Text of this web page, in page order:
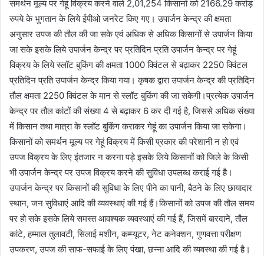
समर्थन मूल्य पर गेहूं विक्रय करने वाले 2,01,254 किसानों को 2166.29 करोड़
रुपये के भुगतान के लिये ईपीओ जनरेट किए गए। उपार्जन केन्द्र की क्षमता
अनुसार उपज की तौल की जा सके एवं अधिक से अधिक किसानों से उपार्जन किया
जा सके इसके लिये उपार्जन केन्द्र पर प्रतिदिन प्रति उपार्जन केन्द्र पर गेहूं
विक्रय के लिये स्लॉट बुकिंग की क्षमता 1000 क्विंटल से बढ़ाकर 2250 क्विंटल
प्रतिदिन प्रति उपार्जन केन्द्र किया गया। कृषक द्वारा उपार्जन केन्द्र की प्रतिदिन
तौल क्षमता 2250 क्विंटल के मान से स्लॉट बुकिंग की जा सकेगी।प्रत्येक उपार्जन
केन्द्र पर तौल कांटों की संख्या 4 से बढ़ाकर 6 कर दी गई है, जिससे अधिक संख्या
में किसान तथा मात्रा के स्लॉट बुकिंग कराकर गेहूं का उपार्जन किया जा सकेगा।
किसानों को समर्थन मूल्य पर गेहूं विक्रय में किसी प्रकार की परेशानी न हो एवं
उपज विक्रय के लिए इंतजार न करना पड़े इसके लिये किसानों को जिले के किसी
भी उपार्जन केन्द्र पर उपज विक्रय करने की सुविधा उपलब्ध कराई गई है।
उपार्जन केन्द्र पर किसानों की सुविधा के लिए पीने का पानी, बैठने के लिए छायादार
स्थान, जन सुविधाएं आदि की व्यवस्थाएं की गई हैं।किसानों को उपज की तौल समय
पर हो सके इसके लिये समस्त आवश्यक व्यवस्थाएं की गई हैं, जिसमें बारदाने, तौल
कांटे, हम्माल तुलावटी, सिलाई मशीन, कम्प्यूटर, नेट कनेक्शन, गुणवत्ता परीक्षण
उपकरण, उपज की साफ-सफाई के लिए पंखा, छन्ना आदि की व्यवस्था की गई है।